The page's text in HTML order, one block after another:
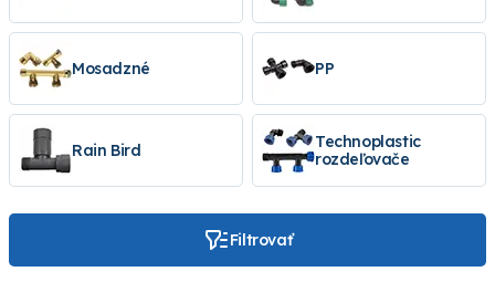
Mosadzné PP
Rain Bird
Technoplastic
rozdeľovače
Filtrovať